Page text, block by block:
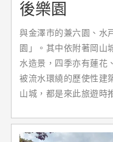
後樂園
與金澤市的兼六園、水
園」。其中依附著岡山
水造景，四季亦有蓮花
被流水環繞的歷使性建
山城，都是來此旅遊時
點綴，可以感受與白天
楓，任何季節都可以在